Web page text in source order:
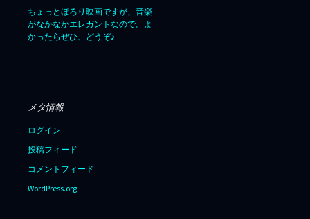
ちょっとほろり映画ですが、音楽
がなかなかエレガントなので。よ
かったらぜひ、どうぞ♪
メタ情報
ログイン
投稿フィード
コメントフィード
WordPress.org